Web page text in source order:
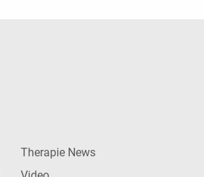
Therapie News